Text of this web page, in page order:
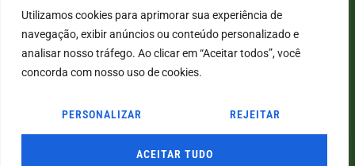
Utilizamos cookies para aprimorar sua experiência de
navegação, exibir anúncios ou conteúdo personalizado e
analisar nosso tráfego. Ao clicar em “Aceitar todos”, você
concorda com nosso uso de cookies.
PERSONALIZAR REJEITAR
ACEITAR TUDO
© COPYRIGHT2026→ LABORATÓRIO SÃO VICENTE → POR: CONEKI - SOLUÇÕES DIGITAIS |